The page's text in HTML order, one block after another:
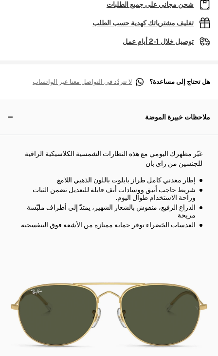
شحن مجاني على جميع الطلبات
تغليف مشترياتك كهدية حسب الطلب
توصيل خلال 1-2 أيام عمل
هل تحتاج إلى مساعدة؟ لا تتردّد في التواصل معنا عبر الواتساب
ملاحظات خبيرة الموضة
غيّر مظهرك اليومي مع هذه النظارات الشمسية الكلاسيكية الراقية
للجنسين من راي بان
إطار معدني كامل طراز بايلوت باللون الذهبي اللامع
شريط حاجب أنيق ووسادات أنف قابلة للتعديل تضمن الثبات
وراحة الاستخدام طوال اليوم.
الذراع الرفيع، منقوش بالشعار الشهير، يمتدّ إلى أطراف ملبّسة
مريحة
العدسات الخضراء توفر حماية ممتازة من الأشعة فوق البنفسجية